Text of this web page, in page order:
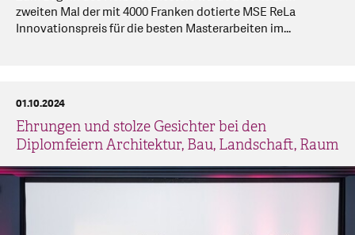
zweiten Mal der mit 4000 Franken dotierte MSE ReLa
Innovationspreis für die besten Masterarbeiten im...
Ehrungen und stolze Gesichter bei den
Diplomfeiern Architektur, Bau, Landschaft, Raum
01.10.2024